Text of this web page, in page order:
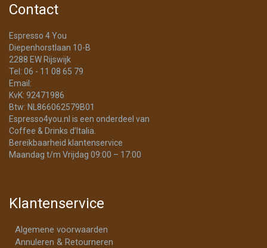
Contact
Espresso 4 You
Diepenhorstlaan 10-B
2288 EW Rijswijk
Tel: 06 - 11 08 65 79
Email:
KvK: 92471986
Btw: NL866062579B01
Espresso4you.nl is een onderdeel van
Coffee & Drinks d’Italia.
Bereikbaarheid klantenservice
Maandag t/m Vrijdag 09:00 – 17:00
Klantenservice
Algemene voorwaarden
Annuleren & Retourneren